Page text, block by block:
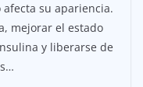
su apariencia.
mejorar el estado
y liberarse de